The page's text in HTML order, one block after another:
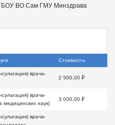
ВО Сам ГМУ Минздрава
Стоимость
врача-
2 500,00 ₽
врача-
медицинских наук)
3 000,00 ₽
врача-